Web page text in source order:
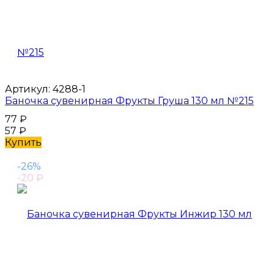
Артикул: 4288-1
Баночка сувенирная Фрукты Груша 130 мл №215
77 ₽
57 ₽
Купить
-26%
-20 ₽